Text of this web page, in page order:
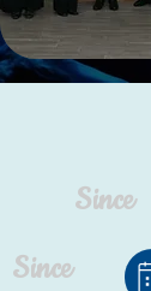
Since
Since